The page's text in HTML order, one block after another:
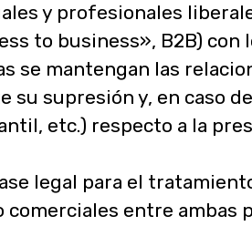
y profesionales
to business», B2B) con
se mantengan las
supresión y, en caso
etc.) respecto a la
legal para el
entre ambas